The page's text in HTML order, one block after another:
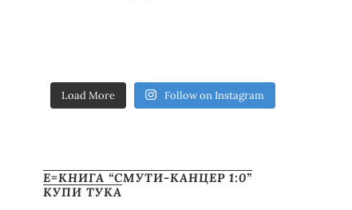
Load More Follow on Instagram
Е=КНИГА “СМУТИ-КАНЦЕР 1:0”
КУПИ ТУКА